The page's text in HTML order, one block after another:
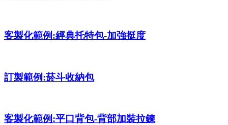
客製化範例:經典托特包-加強挺度
訂製範例:菸斗收納包
客製化範例:平口背包-背部加裝拉鍊